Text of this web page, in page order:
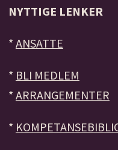
NYTTIGE LENKER
* ANSATTE
* BLI MEDLEM
* ARRANGEMENTER
*